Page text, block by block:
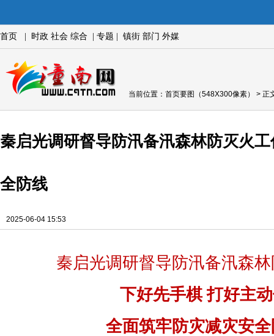
首页 时政 社会 综合 专题 镇街 部门 外媒
当前位置： 首页要图（548X300像素） > 正
秦启光调研督导防汛备汛森林防灭火
全防线
2025-06-04 15:53
秦启光调研督导防汛备汛森
下好先手棋 打好主
全面筑牢防灾减灾安